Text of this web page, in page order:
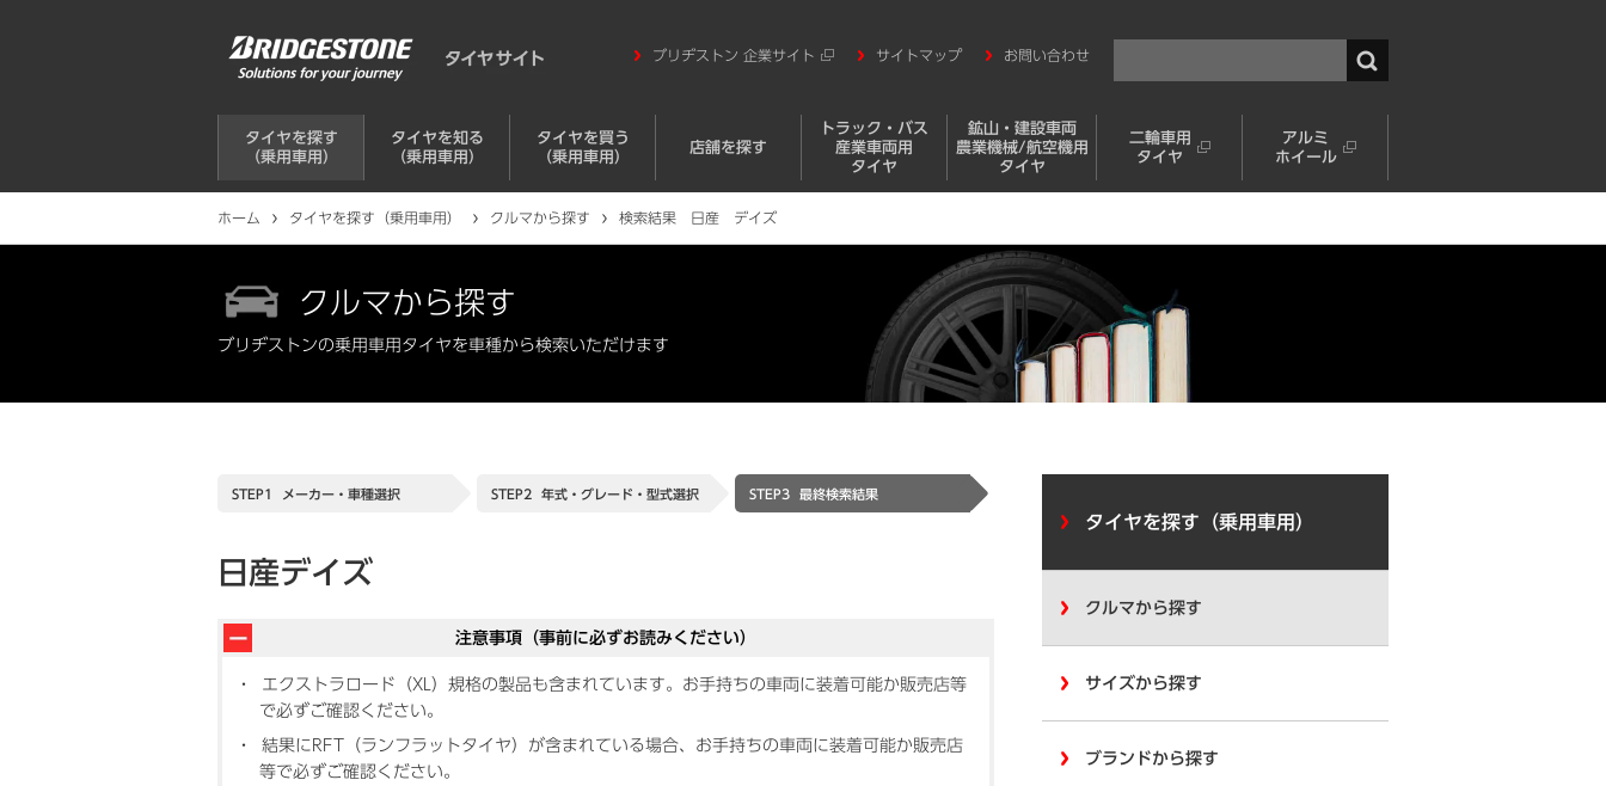
お問い合わせ
サイトマップ
ブリヂストン 企業サイト
タイヤを探す
（乗用車用）
タイヤを知る
（乗用車用）
タイヤを買う
（乗用車用）
店舗を探す
トラック・バス
産業車両用
タイヤ
鉱山・建設車両
農業機械/航空機用
タイヤ
二輪車用
タイヤ
アルミ
ホイール
ホーム タイヤを探す（乗用車用） クルマから探す 検索結果 日産 デイズ
クルマから探す
ブリヂストンの乗用車用タイヤを車種から検索いただけます
STEP1 メーカー・ 車種選択 STEP2 年式・グレード・ 型式選択 STEP3 最終検索結果
日産デイズ
注意事項（事前に必ずお読みください）
エクストラロード（XL）規格の製品も含まれています。お手持ちの車両に装着可能か販売店等
で必ずご確認ください。
結果にRFT（ランフラットタイヤ）が含まれている場合、お手持ちの車両に装着可能か販売店
等で必ずご確認ください。
タイヤを探す（乗用車用）
クルマから探す
サイズから探す
ブランドから探す